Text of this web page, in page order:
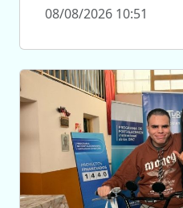
08/08/2026 10:51